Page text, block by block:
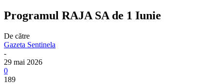
Programul RAJA SA de 1 Iunie
De către
Gazeta Sentinela
-
29 mai 2026
0
189